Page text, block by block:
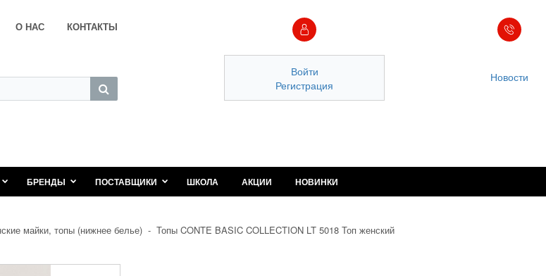
О НАС КОНТАКТЫ
Войти
Регистрация
Новости
БРЕНДЫ ПОСТАВЩИКИ ШКОЛА АКЦИИ НОВИНКИ
майки, топы (нижнее белье) - Топы CONTE BASIC COLLECTION LT 5018 Топ женский